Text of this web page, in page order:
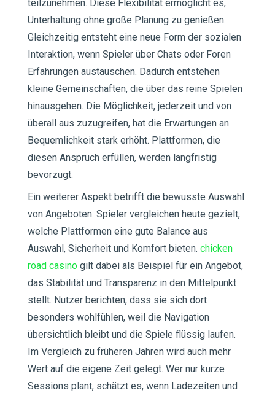
teilzunehmen. Diese Flexibilität ermöglicht es,
Unterhaltung ohne große Planung zu genießen.
Gleichzeitig entsteht eine neue Form der sozialen
Interaktion, wenn Spieler über Chats oder Foren
Erfahrungen austauschen. Dadurch entstehen
kleine Gemeinschaften, die über das reine Spielen
hinausgehen. Die Möglichkeit, jederzeit und von
überall aus zuzugreifen, hat die Erwartungen an
Bequemlichkeit stark erhöht. Plattformen, die
diesen Anspruch erfüllen, werden langfristig
bevorzugt.
Ein weiterer Aspekt betrifft die bewusste Auswahl
von Angeboten. Spieler vergleichen heute gezielt,
welche Plattformen eine gute Balance aus
Auswahl, Sicherheit und Komfort bieten. chicken
road casinogilt dabei als Beispiel für ein Angebot,
das Stabilität und Transparenz in den Mittelpunkt
stellt. Nutzer berichten, dass sie sich dort
besonders wohlfühlen, weil die Navigation
übersichtlich bleibt und die Spiele flüssig laufen.
Im Vergleich zu früheren Jahren wird auch mehr
Wert auf die eigene Zeit gelegt. Wer nur kurze
Sessions plant, schätzt es, wenn Ladezeiten und